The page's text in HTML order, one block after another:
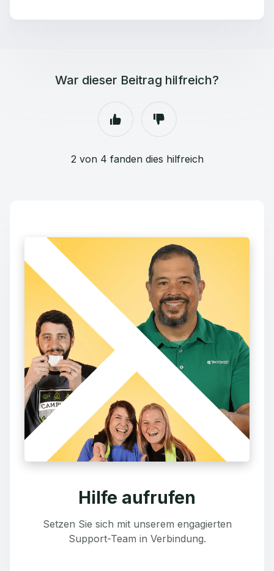
War dieser Beitrag hilfreich?
2 von 4 fanden dies hilfreich
Hilfe aufrufen
Setzen Sie sich mit unserem engagierten
Support-Team in Verbindung.